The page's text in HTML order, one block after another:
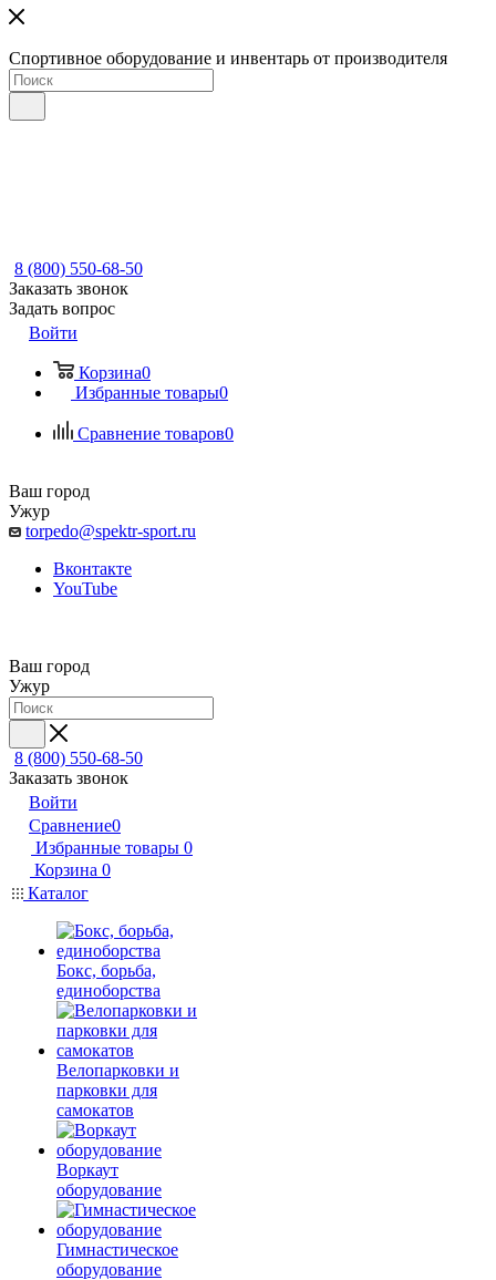
Спортивное оборудование и инвентарь от производителя
8 (800) 550-68-50
Заказать звонок
Задать вопрос
Войти
Корзина0
Избранные товары0
Сравнение товаров0
Ваш город
Ужур
torpedo@spektr-sport.ru
Вконтакте
YouTube
Ваш город
Ужур
8 (800) 550-68-50
Заказать звонок
Войти
Сравнение0
Избранные товары 0
Корзина 0
Каталог
Бокс, борьба,
единоборства
Велопарковки и
парковки для
самокатов
Воркаут
оборудование
Гимнастическое
оборудование